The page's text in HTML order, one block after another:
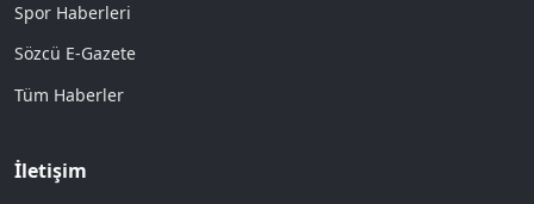
Spor Haberleri
Sözcü E-Gazete
Tüm Haberler
İletişim